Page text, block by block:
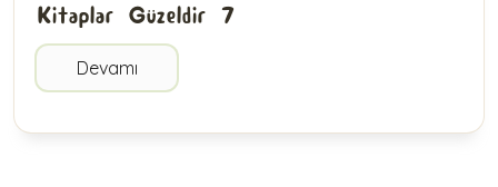
Kitaplar Güzeldir 7
Devamı